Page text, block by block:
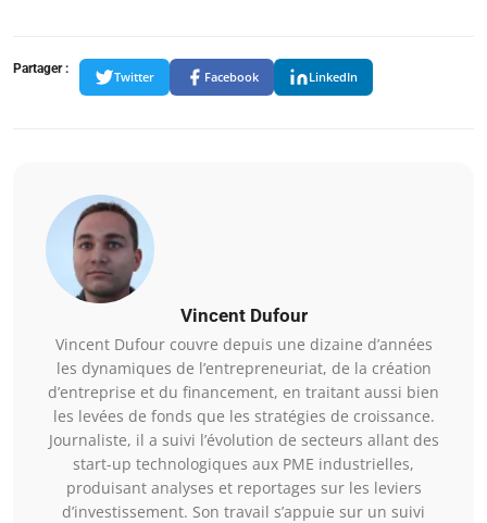
Partager :
Twitter Facebook LinkedIn
Vincent Dufour
Vincent Dufour couvre depuis une dizaine d’années
les dynamiques de l’entrepreneuriat, de la création
d’entreprise et du financement, en traitant aussi bien
les levées de fonds que les stratégies de croissance.
Journaliste, il a suivi l’évolution de secteurs allant des
start-up technologiques aux PME industrielles,
produisant analyses et reportages sur les leviers
d’investissement. Son travail s’appuie sur un suivi